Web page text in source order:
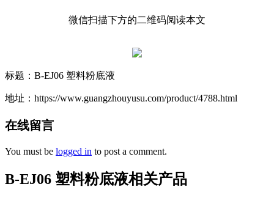
微信扫描下方的二维码阅读本文
标题：B-EJ06 塑料粉底液
地址：https://www.guangzhouyusu.com/product/4788.html
在线留言
You must be logged in to post a comment.
B-EJ06 塑料粉底液相关产品